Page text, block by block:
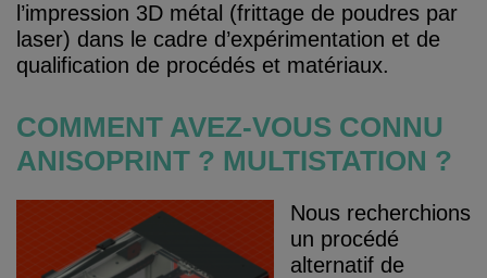
l’impression 3D métal (frittage de poudres par
laser) dans le cadre d’expérimentation et de
qualification de procédés et matériaux.
COMMENT AVEZ-VOUS CONNU
ANISOPRINT ? MULTISTATION ?
Nous recherchions
un procédé
alternatif de